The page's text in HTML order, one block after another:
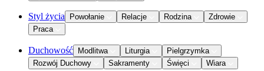
Styl życia Powołanie Relacje Rodzina
Zdrowie
Praca
Duchowość Modlitwa Liturgia
Pielgrzymka
Rozwój Duchowy
Sakramenty Święci Wiara